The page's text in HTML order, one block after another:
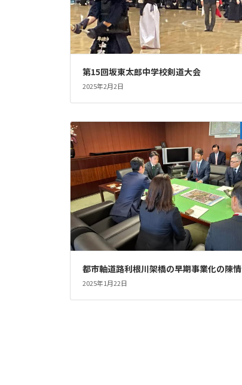
第15回坂東太郎中学校剣道大会
2025年2月2日
都市軸道路利根川架橋の早期事業化の陳情
2025年1月22日